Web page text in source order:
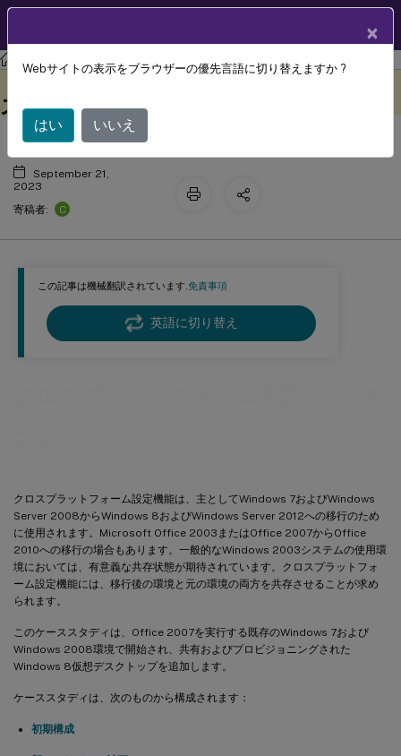
Profile Management Profile Management 2305
この記事は機械翻訳されています.免責事項
英語に切り替え
クロスプラットフォーム設定機能は、主としてWindows 7およびWindows
Server 2008からWindows 8およびWindows Server 2012への移行のため
に使用されます。Microsoft Office 2003またはOffice 2007からOffice
2010への移行の場合もあります。一般的なWindows 2003システムの使用環
境においては、有意義な共存状態が期待されています。クロスプラットフォ
ーム設定機能には、移行後の環境と元の環境の両方を共存させることが求め
られます。
このケーススタディは、Office 2007を実行する既存のWindows 7および
Windows 2008環境で開始され、共有およびプロビジョニングされた
Windows 8仮想デスクトップを追加します。
ケーススタディは、次のものから構成されます：
初期構成
クロスプラットフォーム設定 - ケース
スタディ
September 21,
2023
寄稿者:
C
×
Webサイトの表示をブラウザーの優先言語に切り替えますか ?
はい いいえ